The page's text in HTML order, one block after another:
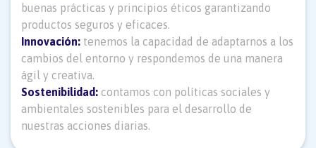
buenas prácticas y principios éticos garantizando
productos seguros y eficaces.
Innovación: tenemos la capacidad de adaptarnos a los
cambios del entorno y respondemos de una manera
ágil y creativa.
Sostenibilidad: contamos con políticas sociales y
ambientales sostenibles para el desarrollo de
nuestras acciones diarias.